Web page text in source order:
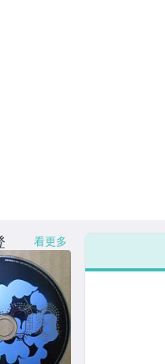
遊戲光碟
他原版遊戲光碟
影片光碟
看更多